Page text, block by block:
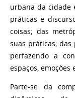
urbana da cidade
práticas e
coisas; das
suas práticas; das
perfazendo a
espaços, emoções
Parte-se da